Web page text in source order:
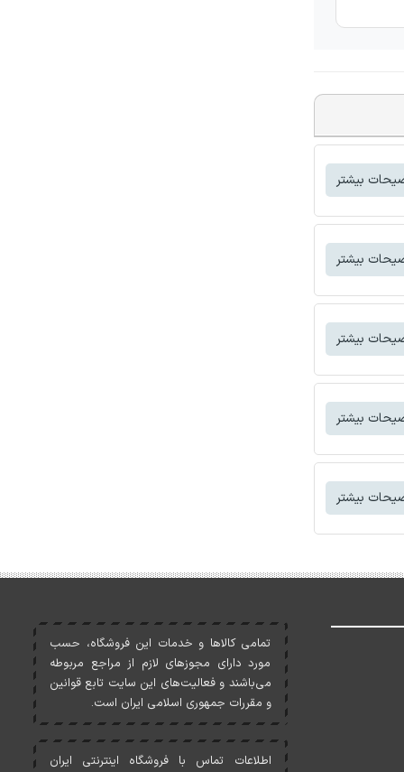
بیشتر
بیشتر
بیشتر
بیشتر
بیشتر
تمامی کالاها و خدمات اين فروشگاه، حسب
مورد دارای مجوزهای لازم از مراجع مربوطه
می‌باشند و فعاليت‌های اين سايت تابع قوانين
و مقررات جمهوری اسلامی ايران است.
اطلاعات تماس با فروشگاه اینترنتی ایران